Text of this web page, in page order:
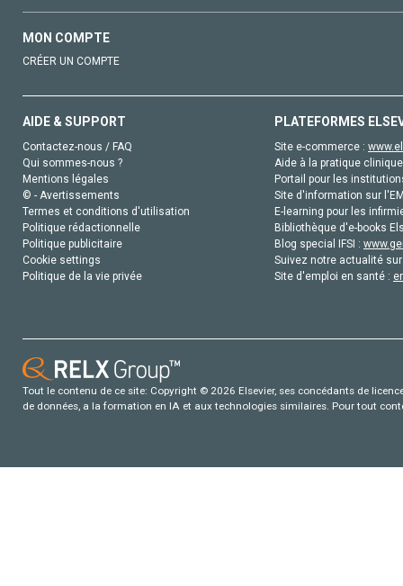
MON COMPTE
CRÉER UN COMPTE
AIDE & SUPPORT
Contactez-nous / FAQ
Qui sommes-nous ?
Mentions légales
© - Avertissements
Termes et conditions d'utilisation
Politique rédactionnelle
Politique publicitaire
Cookie settings
Politique de la vie privée
PLATEFORMES
Site e-commerce :
Aide à la pratique
Portail pour les
Site d'information sur
E-learning pour les
Bibliothèque d'e-books
Blog special IFSI :
Suivez notre actualité
Site d'emploi en santé :
Tout le contenu de ce site: Copyright © 2026 Elsevier, ses concédants de
de données, a la formation en IA et aux technologies similaires. Pour tout